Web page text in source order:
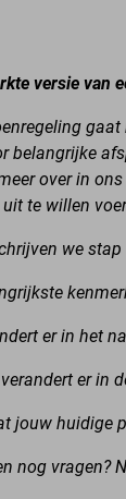
versie van
belangrijke
over in ons
te willen
we
er in het
er in
jouw huidige
nog vragen?